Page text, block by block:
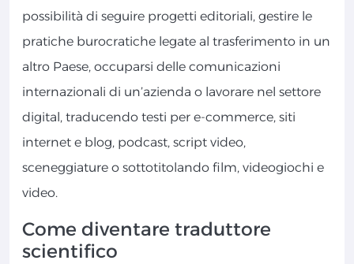
possibilità di seguire progetti editoriali, gestire le
pratiche burocratiche legate al trasferimento in un
altro Paese, occuparsi delle comunicazioni
internazionali di un’azienda o lavorare nel settore
digital, traducendo testi per e-commerce, siti
internet e blog, podcast, script video,
sceneggiature o sottotitolando film, videogiochi e
video.
Come diventare traduttore
scientifico